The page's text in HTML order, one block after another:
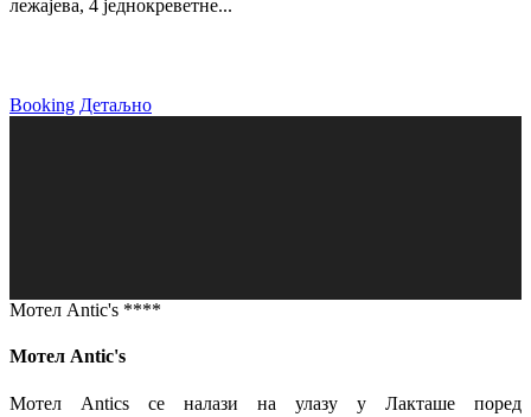
лежајева, 4 једнокреветне...
Booking Детаљно
Мотел Antic's ****
Мотел Antic's
Мотел Antics се налази на улазу у Лакташе поред